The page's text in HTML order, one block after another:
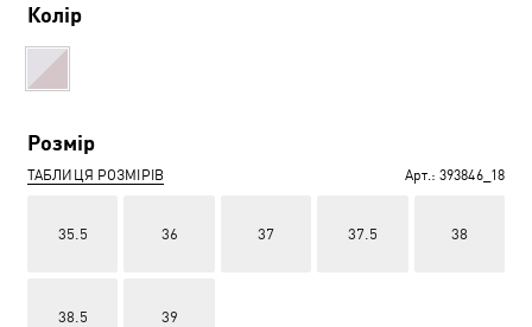
Колір
Розмір
ТАБЛИЦЯ РОЗМІРІВ Арт.: 393846_18
35.5 36 37 37.5 38
38.5 39